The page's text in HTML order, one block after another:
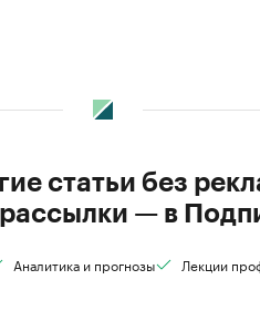
статьи без
— в
Аналитика и прогнозы Лекции